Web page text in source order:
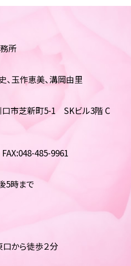
所
、玉作恵美、溝岡由里
口市芝新町5-1 SKビル3階 C
485-9961
5時まで
口から徒歩２分